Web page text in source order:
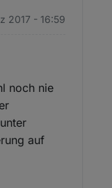
2017 - 16:59
noch nie
auf